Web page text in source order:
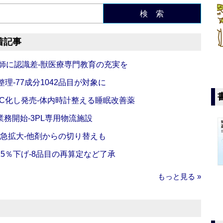
検 索
記事
に認識差‐獣医療専門教育の充実を
‐77成分1042品目が対象に
し発売‐体内時計整える睡眠改善薬
開始‐3PL専用物流施設
拡大‐他剤からの切り替えも
下げ‐8品目の再算定など了承
もっと見る »